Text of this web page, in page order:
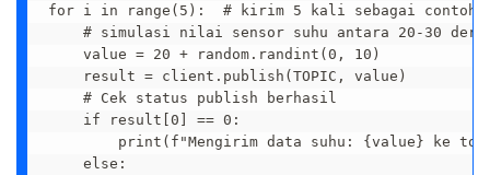
for i in range(5):  # kirim 5 kali sebagai contoh
# simulasi nilai sensor suhu antara 20-30
value = 20 + random.randint(0, 10)
result = client.publish(TOPIC, value)
# Cek status publish berhasil
if result[0] == 0:
print(f"Mengirim data suhu: {value} ke topik
else: